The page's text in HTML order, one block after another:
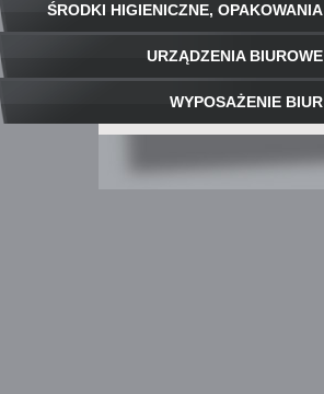
ŚRODKI HIGIENICZNE, OPAKOWANIA
URZĄDZENIA BIUROWE
WYPOSAŻENIE BIUR